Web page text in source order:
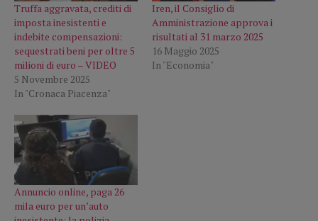
Truffa aggravata, crediti di
imposta inesistenti e
indebite compensazioni:
sequestrati beni per oltre 5
milioni di euro – VIDEO
5 Novembre 2025
In "Cronaca Piacenza"
Iren, il Consiglio di
Amministrazione approva i
risultati al 31 marzo 2025
16 Maggio 2025
In "Economia"
Annuncio online, paga 26
mila euro per un’auto